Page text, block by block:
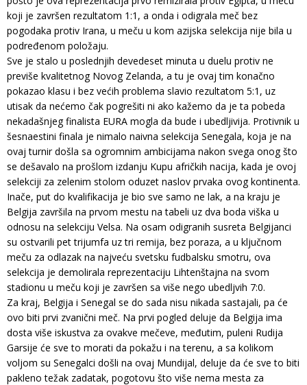
koji je završen rezultatom 1:1, a onda i odigrala meč bez
pogodaka protiv Irana, u meču u kom azijska selekcija nije bila u
podređenom položaju.
Sve je stalo u poslednjih devedeset minuta u duelu protiv ne
previše kvalitetnog Novog Zelanda, a tu je ovaj tim konačno
pokazao klasu i bez većih problema slavio rezultatom 5:1, uz
utisak da nećemo čak pogrešiti ni ako kažemo da je ta pobeda
nekadašnjeg finalista EURA mogla da bude i ubedljivija. Protivnik u
šesnaestini finala je nimalo naivna selekcija Senegala, koja je na
ovaj turnir došla sa ogromnim ambicijama nakon svega onog što
se dešavalo na prošlom izdanju Kupu afričkih nacija, kada je ovoj
selekciji za zelenim stolom oduzet naslov prvaka ovog kontinenta.
Inače, put do kvalifikacija je bio sve samo ne lak, a na kraju je
Belgija završila na prvom mestu na tabeli uz dva boda viška u
odnosu na selekciju Velsa. Na osam odigranih susreta Belgijanci
su ostvarili pet trijumfa uz tri remija, bez poraza, a u ključnom
meču za odlazak na najveću svetsku fudbalsku smotru, ova
selekcija je demolirala reprezentaciju Lihtenštajna na svom
stadionu u meču koji je završen sa više nego ubedljvih 7:0.
Za kraj, Belgija i Senegal se do sada nisu nikada sastajali, pa će
ovo biti prvi zvanični meč. Na prvi pogled deluje da Belgija ima
dosta više iskustva za ovakve mečeve, međutim, puleni Rudija
Garsije će sve to morati da pokažu i na terenu, a sa kolikom
voljom su Senegalci došli na ovaj Mundijal, deluje da će sve to biti
pakleno težak zadatak, pogotovu što više nema mesta za